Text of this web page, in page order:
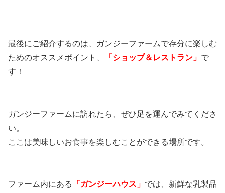
最後にご紹介するのは、ガンジーファームで存分に楽しむ
ためのオススメポイント、
「ショップ＆レストラン」 で
す！
ガンジーファームに訪れたら、ぜひ足を運んでみてくださ
い。
ここは美味しいお食事を楽しむことができる場所です。
ファーム内にある 「ガンジーハウス」 では、新鮮な乳製品